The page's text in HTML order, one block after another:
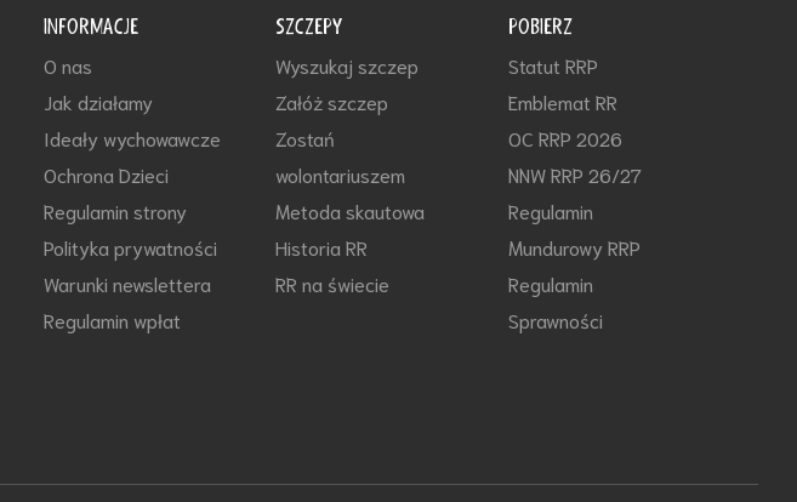
INFORMACJE
O nas
Jak działamy
Ideały wychowawcze
Ochrona Dzieci
Regulamin strony
Polityka prywatności
Warunki newslettera
Regulamin wpłat
SZCZEPY
Wyszukaj szczep
Załóż szczep
Zostań
wolontariuszem
Metoda skautowa
Historia RR
RR na świecie
POBIERZ
Statut RRP
Emblemat RR
OC RRP 2026
NNW RRP 26/27
Regulamin
Mundurowy RRP
Regulamin
Sprawności